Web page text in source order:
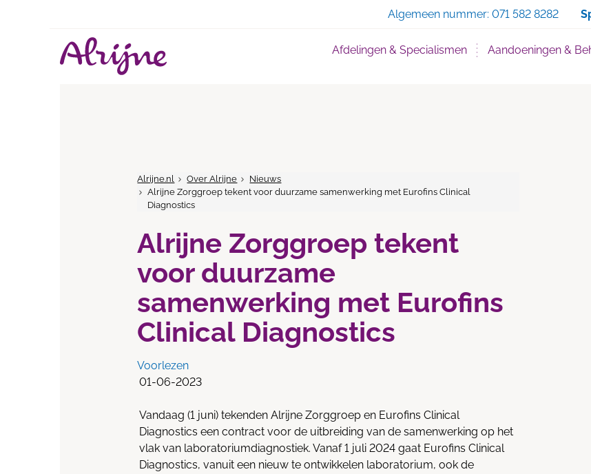
Algemeen nummer: 071 582 8282
Afdelingen & Specialismen Aandoeningen &
Alrijne.nl Over Alrijne
Nieuws
Alrijne Zorggroep tekent voor duurzame samenwerking met Eurofins Clinical
Diagnostics
Alrijne Zorggroep tekent
voor duurzame
samenwerking met Eurofins
Clinical Diagnostics
Voorlezen
01-06-2023
Vandaag (1 juni) tekenden Alrijne Zorggroep en Eurofins Clinical
Diagnostics een contract voor de uitbreiding van de samenwerking op het
vlak van laboratoriumdiagnostiek. Vanaf 1 juli 2024 gaat Eurofins Clinical
Diagnostics, vanuit een nieuw te ontwikkelen laboratorium, ook de